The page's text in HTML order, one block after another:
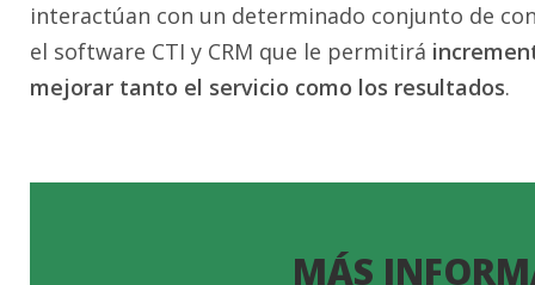
interactúan con un determinado conjunto de
el software CTI y CRM que le permitirá
mejorar tanto el servicio como los resultados.
MÁS